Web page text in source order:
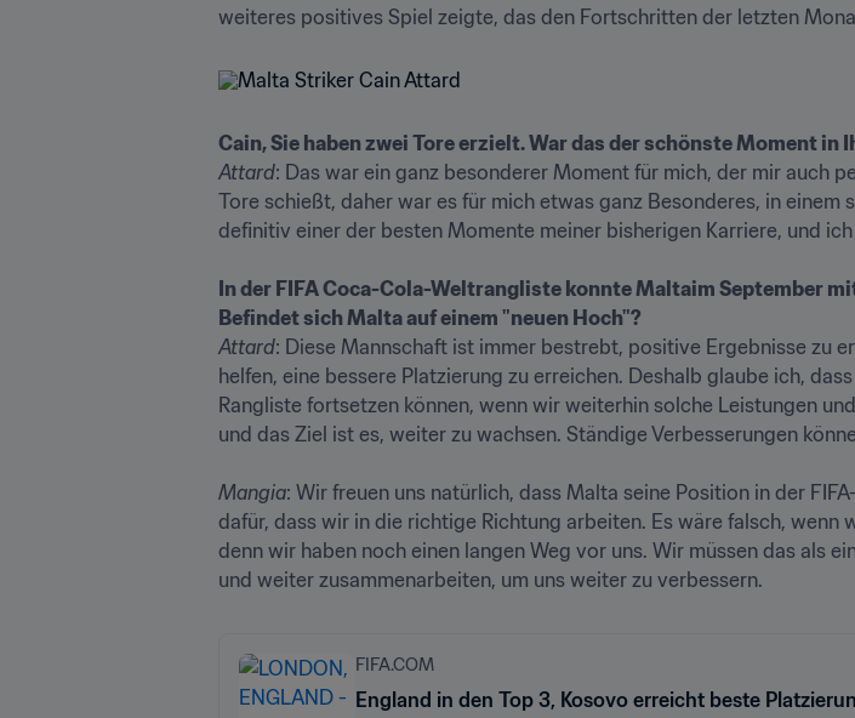
weiteres positives Spiel zeigte, das den Fortschritten der letzten
Cain, Sie haben zwei Tore erzielt. War das der schönste Moment in
Attard: Das war ein ganz besonderer Moment für mich, der mir auch
Tore schießt, daher war es für mich etwas ganz Besonderes, in
definitiv einer der besten Momente meiner bisherigen Karriere, und
In der FIFA Coca-Cola-Weltrangliste konnte Maltaim September
Befindet sich Malta auf einem "neuen Hoch"?
Attard: Diese Mannschaft ist immer bestrebt, positive Ergebnisse zu
helfen, eine bessere Platzierung zu erreichen. Deshalb glaube ich,
Rangliste fortsetzen können, wenn wir weiterhin solche Leistungen
und das Ziel ist es, weiter zu wachsen. Ständige Verbesserungen
Mangia: Wir freuen uns natürlich, dass Malta seine Position in der
dafür, dass wir in die richtige Richtung arbeiten. Es wäre falsch,
denn wir haben noch einen langen Weg vor uns. Wir müssen das als
und weiter zusammenarbeiten, um uns weiter zu verbessern.
FIFA.COM
England in den Top 3, Kosovo erreicht beste